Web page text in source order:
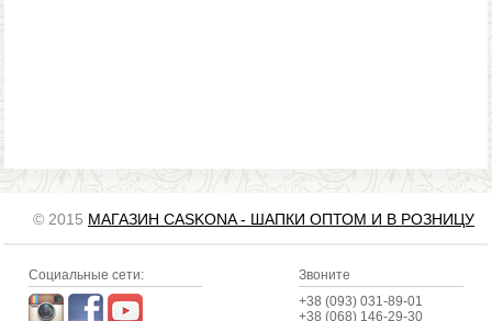
© 2015 МАГАЗИН CASKONA - ШАПКИ ОПТОМ И В РОЗНИЦУ
Социальные сети:
Звоните
+38 (093) 031-89-01
+38 (068) 146-29-30